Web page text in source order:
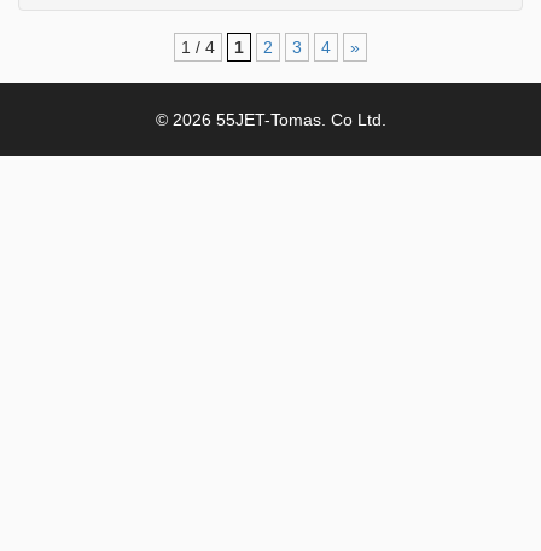
1 / 4 1 2 3 4 »
© 2026 55JET-Tomas. Co Ltd.